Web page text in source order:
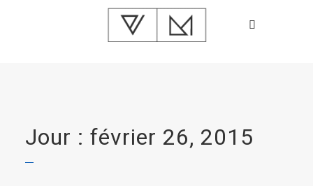
Jour : février 26, 2015